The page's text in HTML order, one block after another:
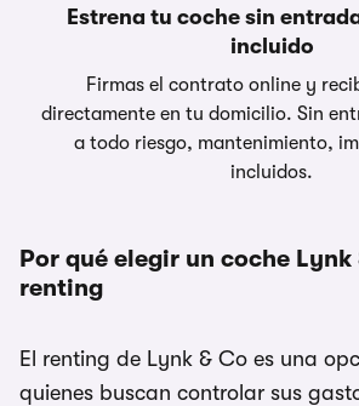
Estrena tu coche sin
incluido
Firmas el contrato online y
directamente en tu domicilio. Sin
a todo riesgo, mantenimiento,
incluidos.
Por qué elegir un coche Lynk
renting
El renting de Lynk & Co es una
quienes buscan controlar sus